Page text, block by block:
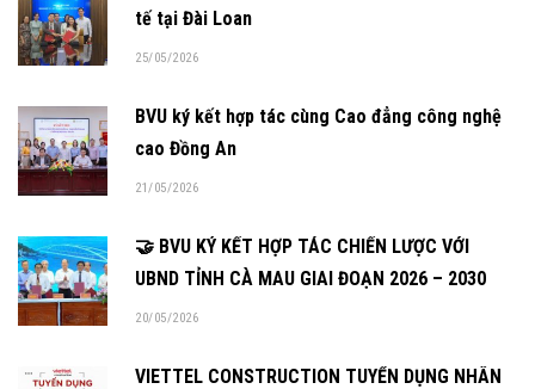
tế tại Đài Loan
25/05/2026
BVU ký kết hợp tác cùng Cao đẳng công nghệ
cao Đồng An
21/05/2026
🤝 BVU KÝ KẾT HỢP TÁC CHIẾN LƯỢC VỚI
UBND TỈNH CÀ MAU GIAI ĐOẠN 2026 – 2030
20/05/2026
VIETTEL CONSTRUCTION TUYỂN DỤNG NHÂN